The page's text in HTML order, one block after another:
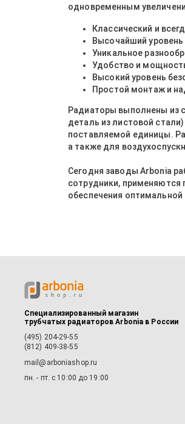
одновременным
Классический и
Высочайший
Уникальное
Удобство и
Высокий уровень
Простой монтаж и
Радиаторы выполнены из
деталь из листовой
поставляемой единицы.
а также для
Сегодня заводы Arbonia
сотрудники, применяются
обеспечения
Специализированный магазин
трубчатых радиаторов Arbonia в России
(495) 204-29-55
(812) 409-38-55
mail@arboniashop.ru
пн. - пт. с 10:00 до 19:00